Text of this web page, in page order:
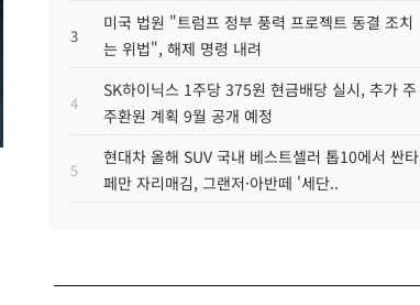
3
미국 법원 "트럼프 정부 풍력 프로젝트 동결 조치
는 위법", 해제 명령 내려
4
SK하이닉스 1주당 375원 현금배당 실시, 추가 주
주환원 계획 9월 공개 예정
5
현대차 올해 SUV 국내 베스트셀러 톱10에서 싼타
페만 자리매김, 그랜저·아반떼 '세단..